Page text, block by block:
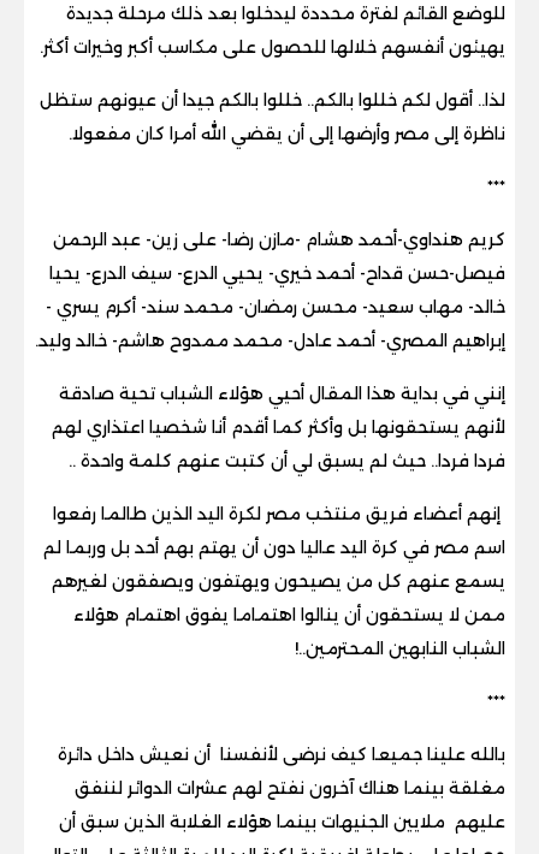
للوضع القائم لفترة محددة ليدخلوا بعد ذلك مرحلة جديدة
يهيئون أنفسهم خلالها للحصول على مكاسب أكبر وخيرات أكثر.
لذا.. أقول لكم خللوا بالكم.. خللوا بالكم جيدا أن عيونهم ستظل
ناظرة إلى مصر وأرضها إلى أن يقضي الله أمرا كان مفعولا.
***
كريم هنداوي-أحمد هشام -مازن رضا- على زين- عبد الرحمن
فيصل-حسن قداح- أحمد خيري- يحيي الدرع- سيف الدرع- يحيا
خالد- مهاب سعيد- محسن رمضان- محمد سند- أكرم يسري -
إبراهيم المصري- أحمد عادل- محمد ممدوح هاشم- خالد وليد.
إنني في بداية هذا المقال أحيي هؤلاء الشباب تحية صادقة
لأنهم يستحقونها بل وأكثر كما أقدم أنا شخصيا اعتذاري لهم
فردا فردا.. حيث لم يسبق لي أن كتبت عنهم كلمة واحدة ..
إنهم أعضاء فريق منتخب مصر لكرة اليد الذين طالما رفعوا
اسم مصر في كرة اليد عاليا دون أن يهتم بهم أحد بل وربما لم
يسمع عنهم كل من يصيحون ويهتفون ويصفقون لغيرهم
ممن لا يستحقون أن ينالوا اهتماما يفوق اهتمام هؤلاء
الشباب النابهين المحترمين..!
***
بالله علينا جميعا كيف نرضى لأنفسنا أن نعيش داخل دائرة
مغلقة بينما هناك آخرون نفتح لهم عشرات الدوائر لننفق
عليهم ملايين الجنيهات بينما هؤلاء الغلابة الذين سبق أن